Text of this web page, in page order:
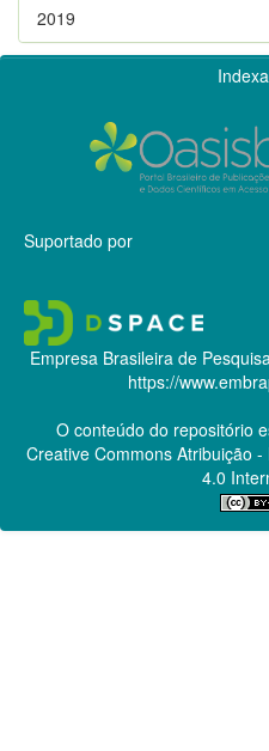
2019
Suportado por
Empresa Brasileira de
https://
O conteúdo do repositório
Creative CommonsAtribuição -
4.0